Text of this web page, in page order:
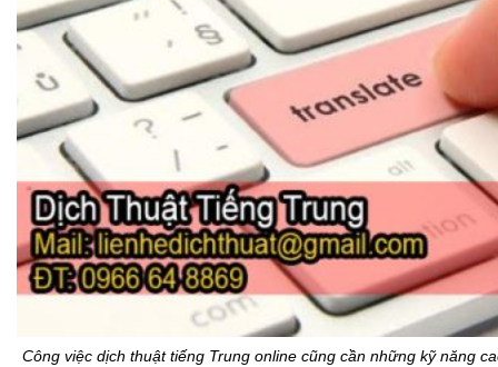
Công việc dịch thuật tiếng Trung online cũng cần những kỹ năng